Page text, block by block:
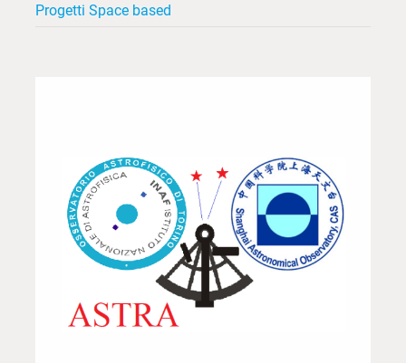
Progetti Space based